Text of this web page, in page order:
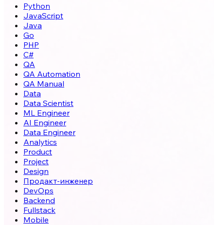
Python
JavaScript
Java
Go
PHP
C#
QA
QA Automation
QA Manual
Data
Data Scientist
ML Engineer
AI Engineer
Data Engineer
Analytics
Product
Project
Design
Продакт-инженер
DevOps
Backend
Fullstack
Mobile